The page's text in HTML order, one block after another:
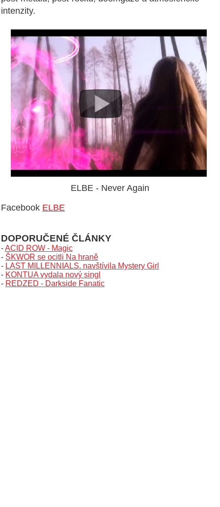
intenzity.
ELBE - Never Again
Facebook ELBE
DOPORUČENÉ ČLÁNKY
-ACID ROW - Magic
- ŠKWOR se ocitli Na hraně
- LAST MILLENNIALS. navštívila Mystery Girl
- KONTUA vydala nový singl
- REDZED - Darkside Fanatic